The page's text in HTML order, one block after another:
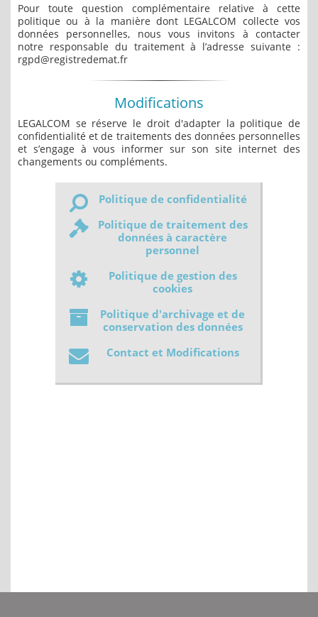
Pour toute question complémentaire relative à cette
politique ou à la manière dont LEGALCOM collecte vos
données personnelles, nous vous invitons à contacter
notre responsable du traitement à l’adresse suivante :
rgpd@registredemat.fr
Modifications
LEGALCOM se réserve le droit d'adapter la politique de
confidentialité et de traitements des données personnelles
et s’engage à vous informer sur son site internet des
changements ou compléments.
Politique de confidentialité
Politique de traitement des
données à caractère
personnel
Politique de gestion des
cookies
Politique d'archivage et de
conservation des données
Contact et Modifications